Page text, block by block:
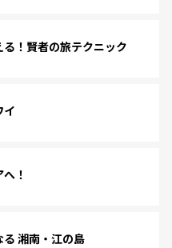
！賢者の旅テクニック
イ
！
湘南・江の島